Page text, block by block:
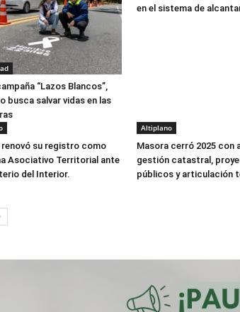
“Lazos Blancos”,
busca salvar vidas en las
en el sistema de
renovó su registro como
Asociativo Territorial ante
del Interior.
Altiplano
Masora cerró 2025 con
gestión catastral,
públicos y articulación